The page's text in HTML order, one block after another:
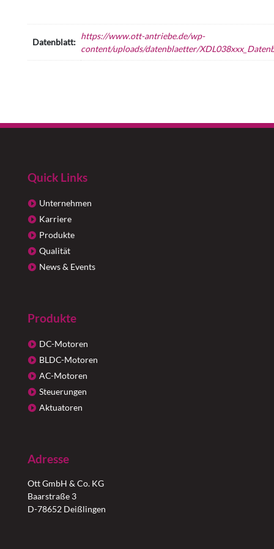
Datenblatt:
https://www.ott-antriebe.de/wp-
content/uploads/datenblaetter/
Quick Links
Unternehmen
Karriere
Produkte
Qualität
News & Events
Produkte
DC-Motoren
BLDC-Motoren
AC-Motoren
Steuerungen
Aktuatoren
Adresse
Ott GmbH & Co. KG
Baarstraße 3
D-78652 Deißlingen